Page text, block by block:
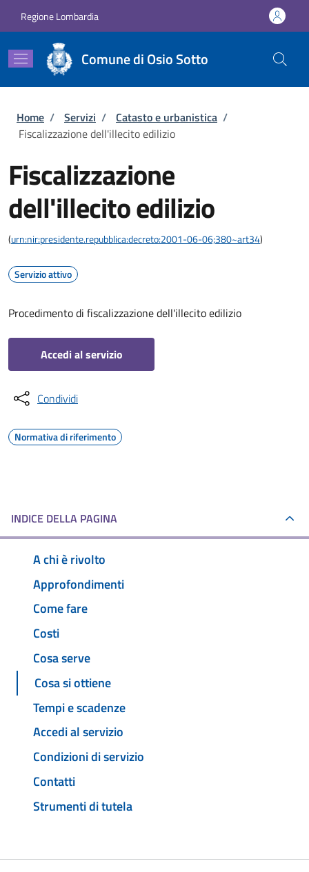
Regione Lombardia
Comune di Osio Sotto
Briciole di pane
Home / Servizi / Catasto e urbanistica /
Fiscalizzazione dell'illecito edilizio
Fiscalizzazione
dell'illecito edilizio
(urn:nir:presidente.repubblica:decreto:2001-06-06;380~art34)
Servizio attivo
Procedimento di fiscalizzazione dell'illecito edilizio
Accedi al servizio
Condividi
Normativa di riferimento
INDICE DELLA PAGINA
A chi è rivolto
Approfondimenti
Come fare
Costi
Cosa serve
Cosa si ottiene
Tempi e scadenze
Accedi al servizio
Condizioni di servizio
Contatti
Strumenti di tutela